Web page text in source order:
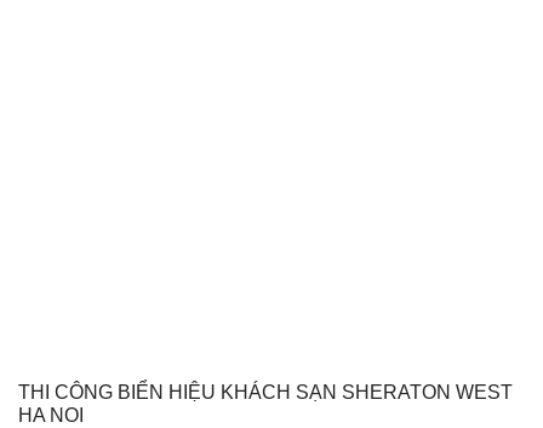
THI CÔNG BIỂN HIỆU KHÁCH SẠN SHERATON WEST
HA NOI